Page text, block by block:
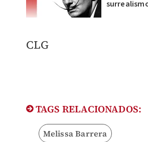
CLG
TAGS RELACIONADOS:
Melissa Barrera